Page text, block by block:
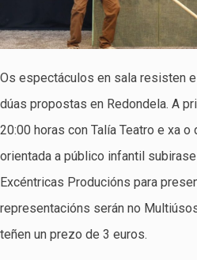
Os espectáculos en sala resisten
dúas propostas en Redondela. A
20:00 horas con Talía Teatro e xa
orientada a público infantil
Excéntricas Producións para
representacións serán no
teñen un prezo de 3 euros.